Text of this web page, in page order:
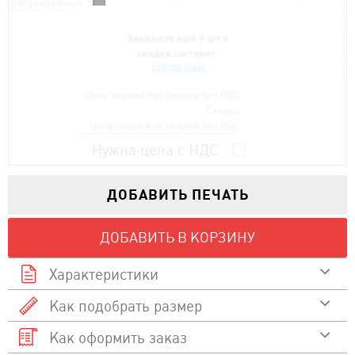
ДОБАВИТЬ ПЕЧАТЬ
ДОБАВИТЬ В КОРЗИНУ
Характеристики
Состав
Как подобрать размер
Смотреть видео
Как оформить заказ